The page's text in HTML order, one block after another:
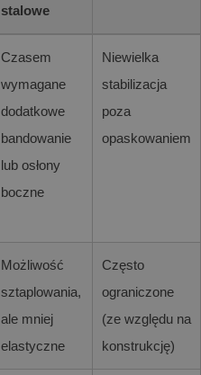
stalowe
Czasem
wymagane
dodatkowe
bandowanie
lub osłony
boczne
Niewielka
stabilizacja
poza
opaskowaniem
Możliwość
sztaplowania,
ale mniej
elastyczne
Często
ograniczone
(ze względu na
konstrukcję)